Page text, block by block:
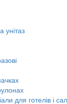
унітаз
для готелів і